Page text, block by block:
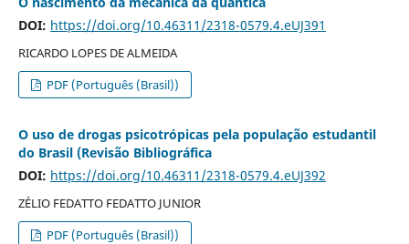
DOI: https://doi.org/10.46311/2318-0579.4.eUJ391
RICARDO LOPES DE ALMEIDA
PDF (Português (Brasil))
O uso de drogas psicotrópicas pela população estudantil
do Brasil (Revisão Bibliográfica
DOI: https://doi.org/10.46311/2318-0579.4.eUJ392
ZÉLIO FEDATTO FEDATTO JUNIOR
PDF (Português (Brasil))